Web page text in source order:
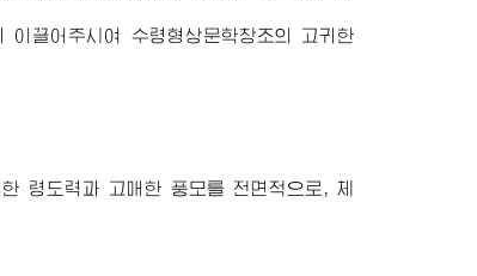
이끌어주시여 수령 형상문학창조의 고귀한
령도력과 고매한 풍모를 전면적으로, 체